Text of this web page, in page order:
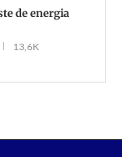
de energia
13,6K